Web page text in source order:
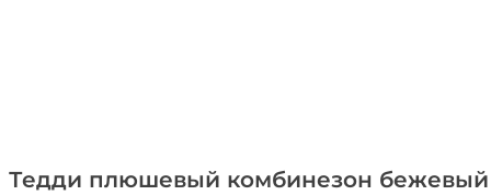
Тедди плюшевый комбинезон